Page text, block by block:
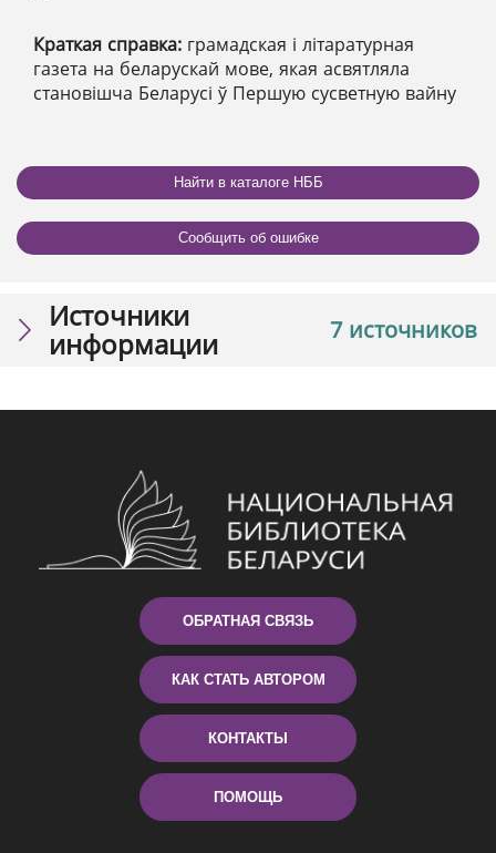
Краткая справка: грамадская і літаратурная
газета на беларускай мове, якая асвятляла
становішча Беларусі ў Першую сусветную вайну
Найти в каталоге НББ
Сообщить об ошибке
7 источников
Источники
информации
ОБРАТНАЯ СВЯЗЬ
КАК СТАТЬ АВТОРОМ
КОНТАКТЫ
ПОМОЩЬ